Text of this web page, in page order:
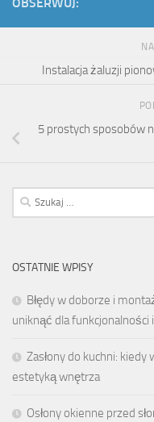
Instalacja żaluzji
5 prostych sposobów
Szukaj:
OSTATNIE WPISY
Błędy w doborze i
uniknąć dla funkcjonalności
Zasłony do kuchni: kiedy
estetyką wnętrza
Osłony okienne przed